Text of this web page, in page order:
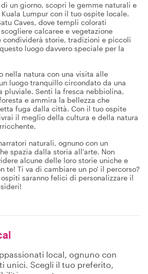
un giorno, scopri le gemme naturali e
Lumpur con il tuo ospite locale.
Caves, dove templi colorati
calcaree e vegetazione
storie, tradizioni e piccoli
luogo davvero speciale per la
nella natura con una visita alle
luogo tranquillo circondato da una
pluviale. Senti la fresca nebbiolina,
e ammira la bellezza che
fuga dalla città. Con il tuo ospite
il meglio della cultura e della natura
naturali, ognuno con un
spazia dalla storia all'arte. Non
alcune delle loro storie uniche e
te! Ti va di cambiare un po' il percorso?
saranno felici di personalizzare il
local, ognuno con
unici. Scegli il tuo preferito,